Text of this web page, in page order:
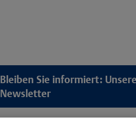
Bleiben Sie informiert:
Newsletter